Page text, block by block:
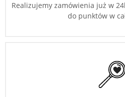
Realizujemy zamówienia już w
do punktów w